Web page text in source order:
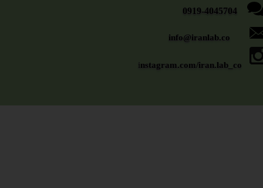
0919-4045704
info@iranlab.co
instagram.com/iran.lab_co